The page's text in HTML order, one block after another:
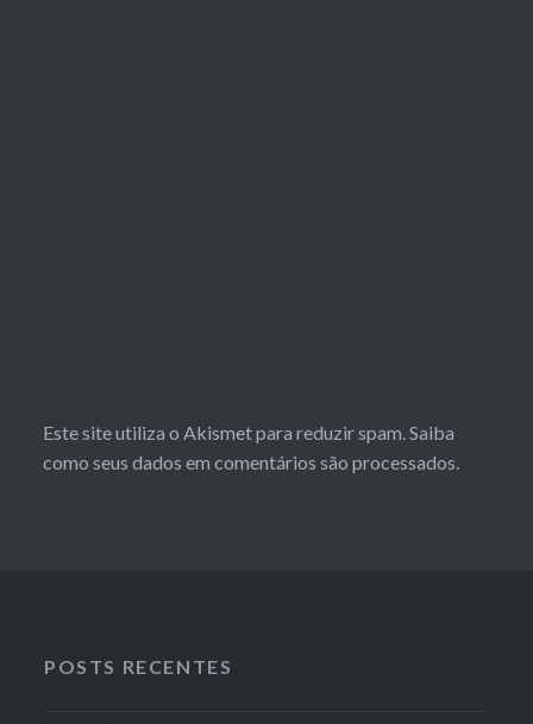
Este site utiliza o Akismet para reduzir spam.Saiba
como seus dados em comentários são processados.
POSTS RECENTES